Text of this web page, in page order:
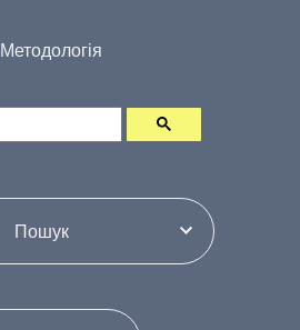
Методологія
Переключити зміст